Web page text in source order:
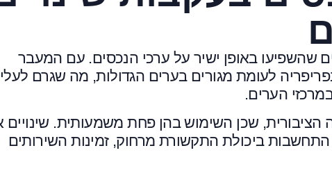
שהשפיעו באופן ישיר על ערכי הנכסים. עם המעבר
לעומת מגורים בערים הגדולות, מה שגרם
הערים.
שכן השימוש בהן פחת משמעותית. שינויים
ביכולת התקשורת מרחוק, זמינות השירותים